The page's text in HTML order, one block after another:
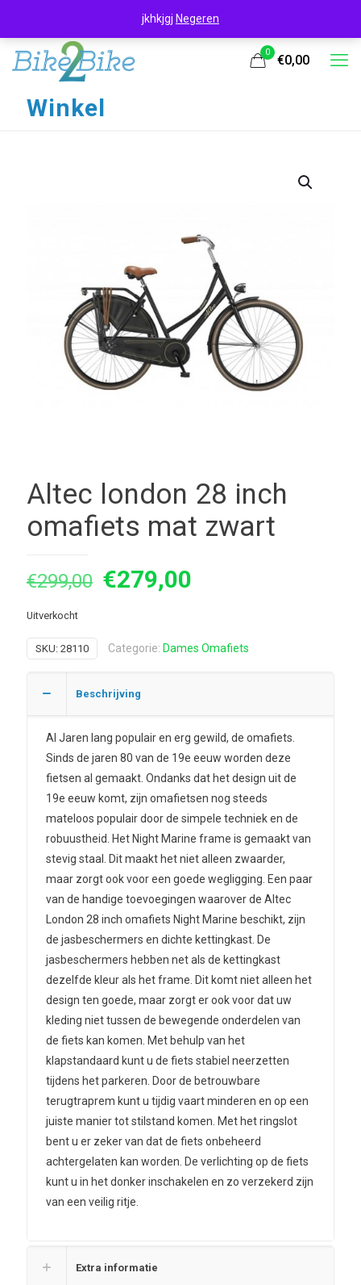
0
€0,00
Winkel
Altec london 28 inch
omafiets mat zwart
€299,00 Oorspronkelijke
€299,00.
€279,00
€279,00.
Uitverkocht
SKU: 28110 Categorie: Dames Omafiets
Beschrijving
Al Jaren lang populair en erg gewild, de omafiets.
Sinds de jaren 80 van de 19e eeuw worden deze
fietsen al gemaakt. Ondanks dat het design uit de
19e eeuw komt, zijn omafietsen nog steeds
mateloos populair door de simpele techniek en de
robuustheid. Het Night Marine frame is gemaakt van
stevig staal. Dit maakt het niet alleen zwaarder,
maar zorgt ook voor een goede wegligging. Een paar
van de handige toevoegingen waarover de Altec
London 28 inch omafiets Night Marine beschikt, zijn
de jasbeschermers en dichte kettingkast. De
jasbeschermers hebben net als de kettingkast
dezelfde kleur als het frame. Dit komt niet alleen het
design ten goede, maar zorgt er ook voor dat uw
kleding niet tussen de bewegende onderdelen van
de fiets kan komen. Met behulp van het
klapstandaard kunt u de fiets stabiel neerzetten
tijdens het parkeren. Door de betrouwbare
terugtraprem kunt u tijdig vaart minderen en op een
juiste manier tot stilstand komen. Met het ringslot
bent u er zeker van dat de fiets onbeheerd
achtergelaten kan worden. De verlichting op de fiets
kunt u in het donker inschakelen en zo verzekerd zijn
van een veilig ritje.
Extra informatie
jkhkjgj Negeren